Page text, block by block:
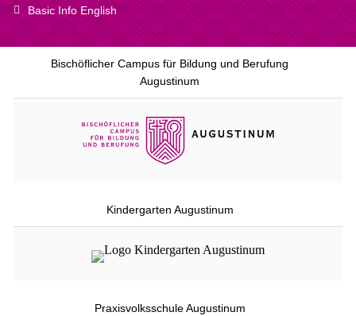
Basic Info English
Bischöflicher Campus für Bildung und Berufung
Augustinum
Kindergarten Augustinum
Praxisvolksschule Augustinum